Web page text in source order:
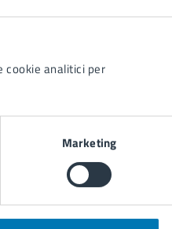
cookie analitici per
Marketing